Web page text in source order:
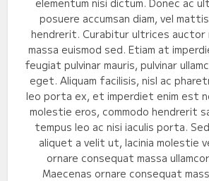
elementum nisi dictum. Donec ac
posuere accumsan diam, vel
hendrerit. Curabitur ultrices auctor
massa euismod sed. Etiam at
feugiat pulvinar mauris, pulvinar
eget. Aliquam facilisis, nisl ac
leo porta ex, et imperdiet enim est
molestie eros, commodo hendrerit
tempus leo ac nisi iaculis porta.
aliquet a velit ut, lacinia molestie
ornare consequat massa
Maecenas ornare consequat